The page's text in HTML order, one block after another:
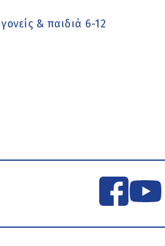
& παιδιά 6-12